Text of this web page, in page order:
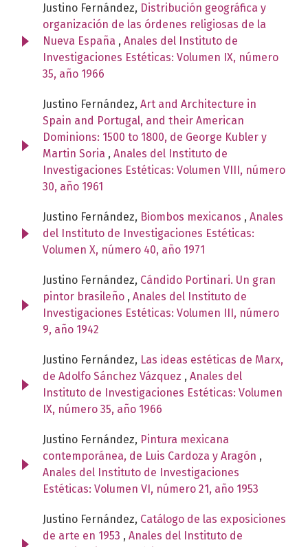
Justino Fernández, Distribución geográfica y
organización de las órdenes religiosas de la
Nueva España , Anales del Instituto de
Investigaciones Estéticas: Volumen IX, número
35, año 1966
Justino Fernández, Art and Architecture in
Spain and Portugal, and their American
Dominions: 1500 to 1800, de George Kubler y
Martin Soria , Anales del Instituto de
Investigaciones Estéticas: Volumen VIII, número
30, año 1961
Justino Fernández, Biombos mexicanos , Anales
del Instituto de Investigaciones Estéticas:
Volumen X, número 40, año 1971
Justino Fernández, Cándido Portinari. Un gran
pintor brasileño , Anales del Instituto de
Investigaciones Estéticas: Volumen III, número
9, año 1942
Justino Fernández, Las ideas estéticas de Marx,
de Adolfo Sánchez Vázquez , Anales del
Instituto de Investigaciones Estéticas: Volumen
IX, número 35, año 1966
Justino Fernández, Pintura mexicana
contemporánea, de Luis Cardoza y Aragón ,
Anales del Instituto de Investigaciones
Estéticas: Volumen VI, número 21, año 1953
Justino Fernández, Catálogo de las exposiciones
de arte en 1953 , Anales del Instituto de